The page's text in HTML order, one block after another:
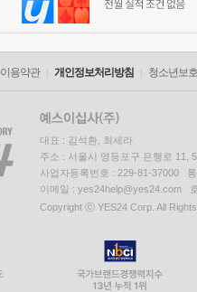
이용약관 개인정보처리방침 청소년보
대표 : 김석환, 최세라
주소 : 서울시 영등포구 은행로 11,
사업자등록번호 : 229-81-37000
이메일 : yes24help@yes24.com
Copyright ⓒ YES24 Corp. All